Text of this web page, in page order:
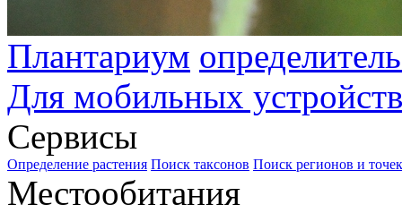
Плантариум
Для мобильных устройств
Сервисы
Определение растения Поиск таксонов Поиск регионов и точек
Местообитания